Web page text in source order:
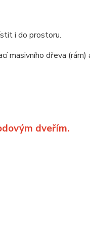
i do prostoru.
masivního dřeva
dveřím.